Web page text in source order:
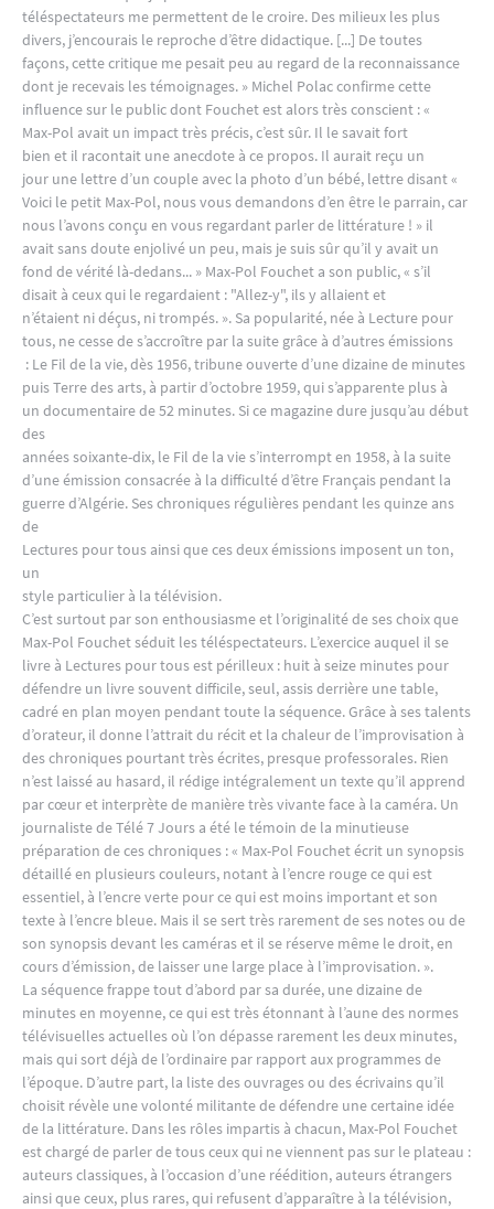
téléspectateurs me permettent de le croire. Des milieux les plus
divers, j’encourais le reproche d’être didactique. [...] De toutes
façons, cette critique me pesait peu au regard de la reconnaissance
dont je recevais les témoignages. » Michel Polac confirme cette
influence sur le public dont Fouchet est alors très conscient : «
Max-Pol avait un impact très précis, c’est sûr. Il le savait fort
bien et il racontait une anecdote à ce propos. Il aurait reçu un
jour une lettre d’un couple avec la photo d’un bébé, lettre disant «
Voici le petit Max-Pol, nous vous demandons d’en être le parrain, car
nous l’avons conçu en vous regardant parler de littérature ! » il
avait sans doute enjolivé un peu, mais je suis sûr qu’il y avait un
fond de vérité là-dedans... » Max-Pol Fouchet a son public, « s’il
disait à ceux qui le regardaient : "Allez-y", ils y allaient et
n’étaient ni déçus, ni trompés. ». Sa popularité, née à Lecture pour
tous, ne cesse de s’accroître par la suite grâce à d’autres émissions
: Le Fil de la vie, dès 1956, tribune ouverte d’une dizaine de minutes
puis Terre des arts, à partir d’octobre 1959, qui s’apparente plus à
un documentaire de 52 minutes. Si ce magazine dure jusqu’au début
des
années soixante-dix, le Fil de la vie s’interrompt en 1958, à la suite
d’une émission consacrée à la difficulté d’être Français pendant la
guerre d’Algérie. Ses chroniques régulières pendant les quinze ans
de
Lectures pour tous ainsi que ces deux émissions imposent un ton,
un
style particulier à la télévision.
C’est surtout par son enthousiasme et l’originalité de ses choix que
Max-Pol Fouchet séduit les téléspectateurs. L’exercice auquel il se
livre à Lectures pour tous est périlleux : huit à seize minutes pour
défendre un livre souvent difficile, seul, assis derrière une table,
cadré en plan moyen pendant toute la séquence. Grâce à ses talents
d’orateur, il donne l’attrait du récit et la chaleur de l’improvisation à
des chroniques pourtant très écrites, presque professorales. Rien
n’est laissé au hasard, il rédige intégralement un texte qu’il apprend
par cœur et interprète de manière très vivante face à la caméra. Un
journaliste de Télé 7 Jours a été le témoin de la minutieuse
préparation de ces chroniques : « Max-Pol Fouchet écrit un synopsis
détaillé en plusieurs couleurs, notant à l’encre rouge ce qui est
essentiel, à l’encre verte pour ce qui est moins important et son
texte à l’encre bleue. Mais il se sert très rarement de ses notes ou de
son synopsis devant les caméras et il se réserve même le droit, en
cours d’émission, de laisser une large place à l’improvisation. ».
La séquence frappe tout d’abord par sa durée, une dizaine de
minutes en moyenne, ce qui est très étonnant à l’aune des normes
télévisuelles actuelles où l’on dépasse rarement les deux minutes,
mais qui sort déjà de l’ordinaire par rapport aux programmes de
l’époque. D’autre part, la liste des ouvrages ou des écrivains qu’il
choisit révèle une volonté militante de défendre une certaine idée
de la littérature. Dans les rôles impartis à chacun, Max-Pol Fouchet
est chargé de parler de tous ceux qui ne viennent pas sur le plateau :
auteurs classiques, à l’occasion d’une réédition, auteurs étrangers
ainsi que ceux, plus rares, qui refusent d’apparaître à la télévision,